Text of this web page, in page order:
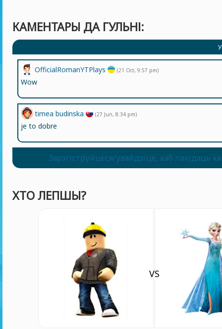
КАМЕНТАРЫ ДА ГУЛЬНІ:
timea budinska (27 Jun, 8:34 pm)
je to dobre
OfficialRomanYTPlays (21 Oct, 9:57 pm)
Wow
Зарэгіструйцеся/увайдзіце, каб пакідаць
ХТО ЛЕПШЫ?
VS